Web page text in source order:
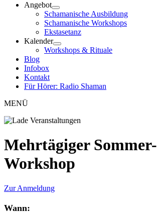
Angebot
Schamanische Ausbildung
Schamanische Workshops
Ekstasetanz
Kalender
Workshops & Rituale
Blog
Infobox
Kontakt
Für Hörer: Radio Shaman
MENÜ
Mehrtägiger Sommer-
Workshop
Zur Anmeldung
Wann: